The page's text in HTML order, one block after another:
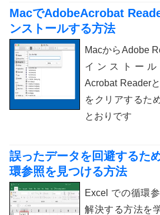
MacでAdobeAcrobat
ンストールする方法
MacからAdobe
インストール
Acrobat Reader
をクリアするた
とおりです
誤ったデータを回避するた
環参照を見つける方法
Excel での循環
解決する方法を